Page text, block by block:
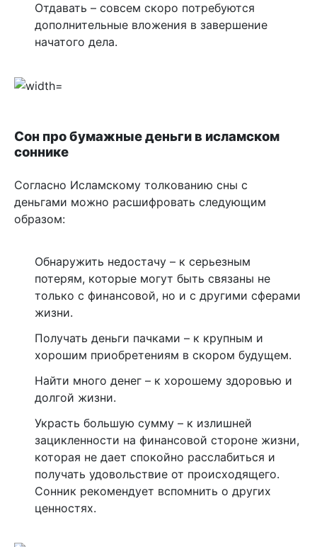
Отдавать – совсем скоро потребуются
дополнительные вложения в завершение
начатого дела.
Сон про бумажные деньги в исламском
соннике
Согласно Исламскому толкованию сны с
деньгами можно расшифровать следующим
образом:
Обнаружить недостачу – к серьезным
потерям, которые могут быть связаны не
только с финансовой, но и с другими сферами
жизни.
Получать деньги пачками – к крупным и
хорошим приобретениям в скором будущем.
Найти много денег – к хорошему здоровью и
долгой жизни.
Украсть большую сумму – к излишней
зацикленности на финансовой стороне жизни,
которая не дает спокойно расслабиться и
получать удовольствие от происходящего.
Сонник рекомендует вспомнить о других
ценностях.